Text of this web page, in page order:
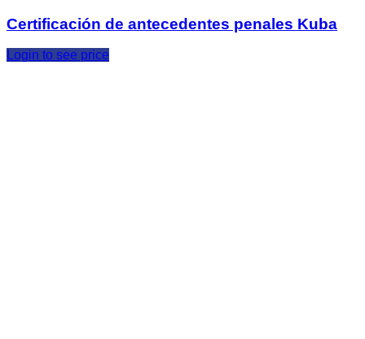
Certificación de antecedentes penales Kuba
Login to see price